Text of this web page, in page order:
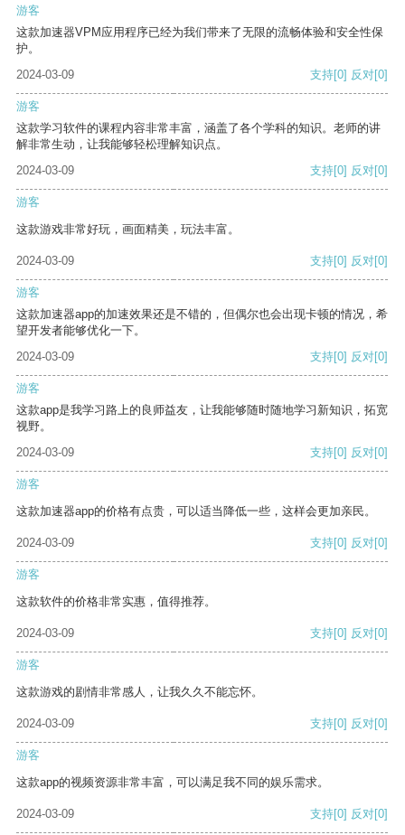
游客
这款加速器VPM应用程序已经为我们带来了无限的流畅体验和安全性保
护。
2024-03-09
支持[0] 反对[0]
游客
这款学习软件的课程内容非常丰富，涵盖了各个学科的知识。老师的讲
解非常生动，让我能够轻松理解知识点。
2024-03-09
支持[0] 反对[0]
游客
这款游戏非常好玩，画面精美，玩法丰富。
2024-03-09 支持[0] 反对[0]
游客
这款加速器app的加速效果还是不错的，但偶尔也会出现卡顿的情况，希
望开发者能够优化一下。
2024-03-09
支持[0] 反对[0]
游客
这款app是我学习路上的良师益友，让我能够随时随地学习新知识，拓宽
视野。
2024-03-09
支持[0] 反对[0]
游客
这款加速器app的价格有点贵，可以适当降低一些，这样会更加亲民。
2024-03-09 支持[0] 反对[0]
游客
这款软件的价格非常实惠，值得推荐。
2024-03-09 支持[0] 反对[0]
游客
这款游戏的剧情非常感人，让我久久不能忘怀。
2024-03-09 支持[0] 反对[0]
游客
这款app的视频资源非常丰富，可以满足我不同的娱乐需求。
2024-03-09 支持[0] 反对[0]